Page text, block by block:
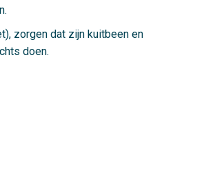
zorgen dat zijn kuitbeen en
doen.